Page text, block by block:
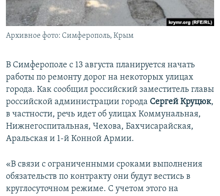
КРЫМ.НЕПОКОРЕННЫЙ
ELIFBE
УКРАИНСКАЯ ПРОБЛЕМА КРЫМА
Архивное фото: Симферополь, Крым
В Симферополе с 13 августа планируется начать
работы по ремонту дорог на некоторых улицах
города. Как сообщил российский заместитель главы
российской администрации города Сергей Круцюк,
в частности, речь идет об улицах Коммунальная,
Нижнегоспитальная, Чехова, Бахчисарайская,
Аральская и 1-й Конной Армии.
«В связи с ограниченными сроками выполнения
обязательств по контракту они будут вестись в
круглосуточном режиме. С учетом этого на